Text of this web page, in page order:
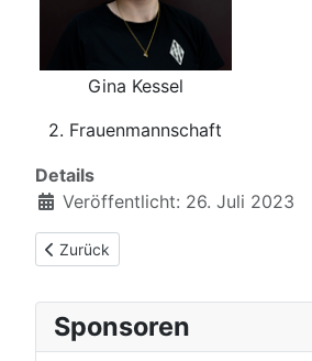
Gina Kessel
2. Frauenmannschaft
Details
Veröffentlicht: 26. Juli 2023
Vorheriger Beitrag: Trainer
Zurück
Sponsoren